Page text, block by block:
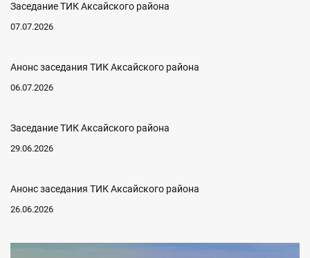
Заседание ТИК Аксайского района
07.07.2026
Анонс заседания ТИК Аксайского района
06.07.2026
Заседание ТИК Аксайского района
29.06.2026
Анонс заседания ТИК Аксайского района
26.06.2026